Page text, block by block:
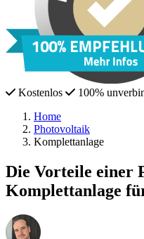
Kostenlos 100%
Home
Photovoltaik
Komplettanlage
Die Vorteile einer
Komplettanlage